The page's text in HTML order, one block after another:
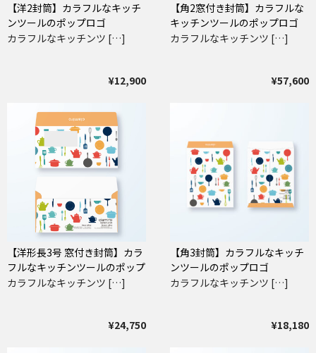
【洋2封筒】カラフルなキッチ
ンツールのポップロゴ
カラフルなキッチンツ […]
¥12,900
【角2窓付き封筒】カラフルな
キッチンツールのポップロゴ
カラフルなキッチンツ […]
¥57,600
【洋形長3号 窓付き封筒】カラ
フルなキッチンツールのポップ
ロゴ
カラフルなキッチンツ […]
¥24,750
【角3封筒】カラフルなキッチ
ンツールのポップロゴ
カラフルなキッチンツ […]
¥18,180